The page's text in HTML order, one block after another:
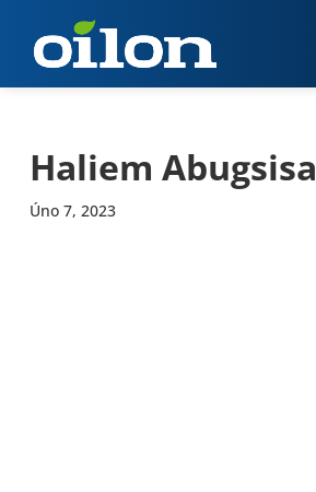
Haliem Abugsisa
Úno 7, 2023